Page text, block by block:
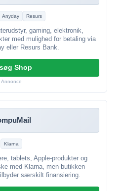
Anyday Resurs
gaming, elektronik,
med mulighed for betaling via
eller Resurs Bank.
Shop
Annonce
Klarna
tablets, Apple-produkter og
med Klarna, men butikken
særskilt finansiering.